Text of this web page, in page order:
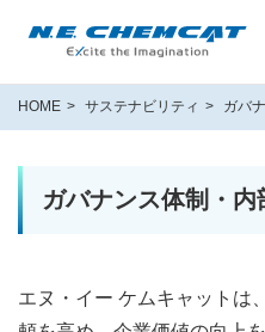
HOME サステナビリティ ガバ
ガバナンス体制・内
エヌ・イー ケムキャットは